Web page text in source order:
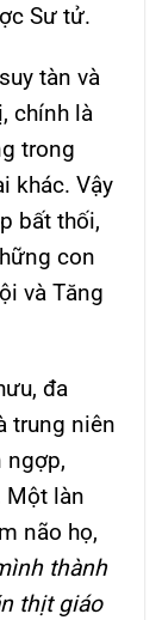
Sư tử.
tàn và
chính là
trong
khác. Vậy
bất thối,
con
và Tăng
đa
trung niên
ngợp,
Một làn
não họ,
thành
thịt giáo